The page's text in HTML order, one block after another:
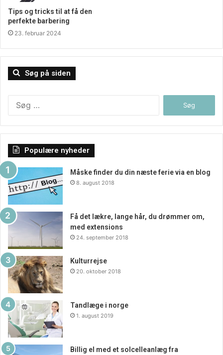
Tips og tricks til at få den
perfekte barbering
23. februar 2024
Søg på siden
Populære nyheder
Måske finder du din næste ferie via en blog
8. august 2018
Få det lækre, lange hår, du drømmer om,
med extensions
24. september 2018
Kulturrejse
20. oktober 2018
Tandlæge i norge
1. august 2019
Billig el med et solcelleanlæg fra